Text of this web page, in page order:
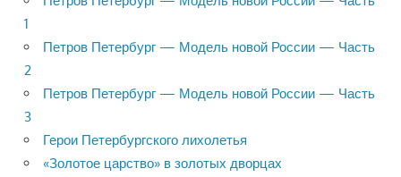
1
Петров Петербург — Модель новой России — Часть
2
Петров Петербург — Модель новой России — Часть
3
Герои Петербургского лихолетья
«Золотое царство» в золотых дворцах